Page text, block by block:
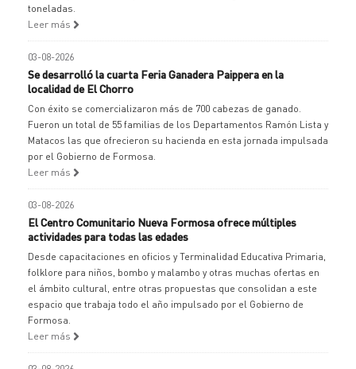
toneladas.
Leer más
03-08-2026
Se desarrolló la cuarta Feria Ganadera Paippera en la
localidad de El Chorro
Con éxito se comercializaron más de 700 cabezas de ganado.
Fueron un total de 55 familias de los Departamentos Ramón Lista y
Matacos las que ofrecieron su hacienda en esta jornada impulsada
por el Gobierno de Formosa.
Leer más
03-08-2026
El Centro Comunitario Nueva Formosa ofrece múltiples
actividades para todas las edades
Desde capacitaciones en oficios y Terminalidad Educativa Primaria,
folklore para niños, bombo y malambo y otras muchas ofertas en
el ámbito cultural, entre otras propuestas que consolidan a este
espacio que trabaja todo el año impulsado por el Gobierno de
Formosa.
Leer más